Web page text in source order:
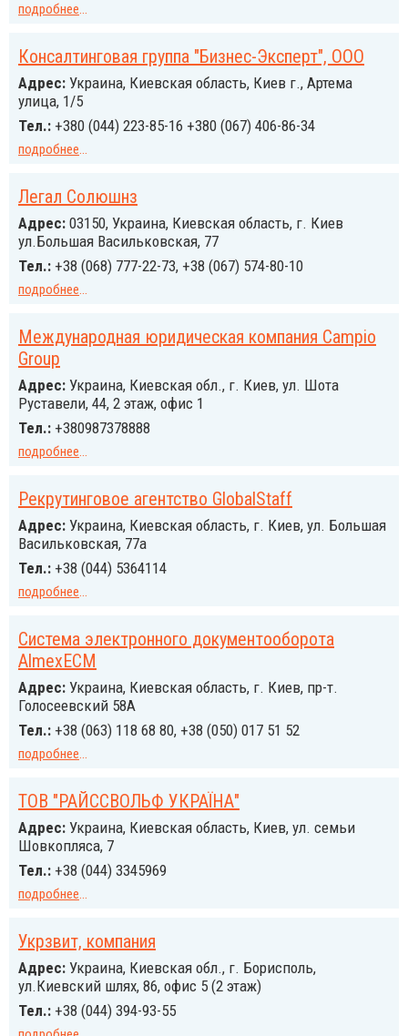
подробнее...
Консалтинговая группа "Бизнес-Эксперт", ООО
Адрес: Украина, Киевская область, Киев г., Артема
улица, 1/5
Тел.: +380 (044) 223-85-16 +380 (067) 406-86-34
подробнее...
Легал Солюшнз
Адрес: 03150, Украина, Киевская область, г. Киев
ул.Большая Васильковская, 77
Тел.: +38 (068) 777-22-73, +38 (067) 574-80-10
подробнее...
Международная юридическая компания Campio
Group
Адрес: Украина, Киевская обл., г. Киев, ул. Шота
Руставели, 44, 2 этаж, офис 1
Тел.: +380987378888
подробнее...
Рекрутинговое агентство GlobalStaff
Адрес: Украина, Киевская область, г. Киев, ул. Большая
Васильковская, 77а
Тел.: +38 (044) 5364114
подробнее...
Система электронного документооборота
AlmexECM
Адрес: Украина, Киевская область, г. Киев, пр-т.
Голосеевский 58А
Тел.: +38 (063) 118 68 80, +38 (050) 017 51 52
подробнее...
ТОВ "РАЙССВОЛЬФ УКРАЇНА"
Адрес: Украина, Киевская область, Киев, ул. семьи
Шовкопляса, 7
Тел.: +38 (044) 3345969
подробнее...
Укрзвит, компания
Адрес: Украина, Киевская обл., г. Борисполь,
ул.Киевский шлях, 86, офис 5 (2 этаж)
Тел.: +38 (044) 394-93-55